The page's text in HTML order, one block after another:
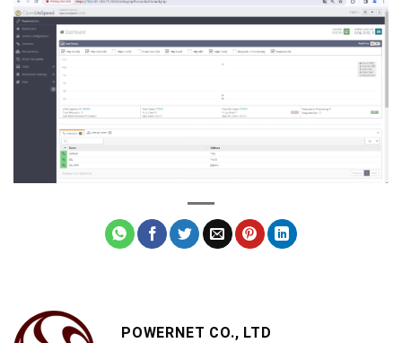
POWERNET CO., LTD